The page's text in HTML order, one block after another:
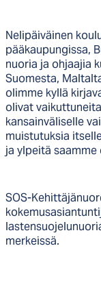
Nelipäiväinen
pääkaupungissa,
nuoria ja ohjaajia
Suomesta,
olimme kyllä
olivat
kansainväliselle
muistutuksia
ja ylpeitä
SOS-
merkeissä.